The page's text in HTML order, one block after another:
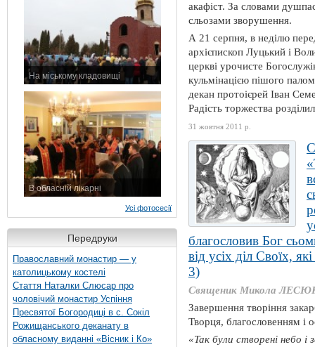
На міському кладовищі
В обласній лікарні
Усі фотосесії
Передруки
Православний монастир — у
католицькому костелі
Стаття Наталки Слюсар про
чоловічий монастир Успіння
Пресвятої Богородиці в с. Сокіл
Рожищанського деканату в
обласному виданні «Вісник і Ко»
акафіст. За словами
сльозами зворушення.
А 21 серпня, в неділю
архієпископ Луцький і
церкві урочисте
кульмінацією пішого
декан протоієрей Іван
Радість торжества
31 жовтня 2011 р.
благословив Бог
від усіх діл Своїх,
3)
Священик Микола
Завершення творіння
Творця, благословенням і
«Так були створені небо і